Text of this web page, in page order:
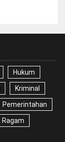
Hukum
Kriminal
Pemerintahan
Ragam